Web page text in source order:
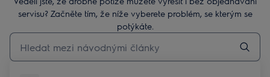
servisu? Začněte tím, že níže vyberete problém, se kterým se
potýkáte.
Pro vyhledávání v článcích technické podpory začněte psát